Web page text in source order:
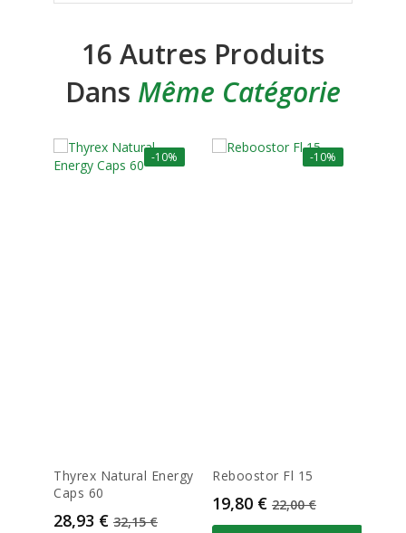
16 Autres Produits
Dans Même Catégorie
-10%
Thyrex Natural Energy
Caps 60
Prix
28,93 € Prix de base
32,15 €
-10%
Reboostor Fl 15
Prix
19,80 € Prix de base
22,00 €